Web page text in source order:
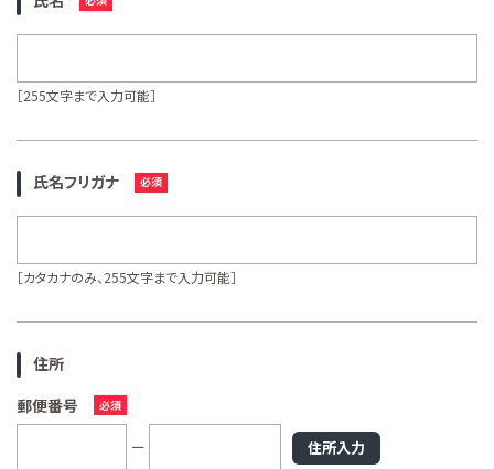
［255文字まで入力可能］
氏名フリガナ
［カタカナのみ、255文字まで入力可能］
住所
郵便番号
住所入力